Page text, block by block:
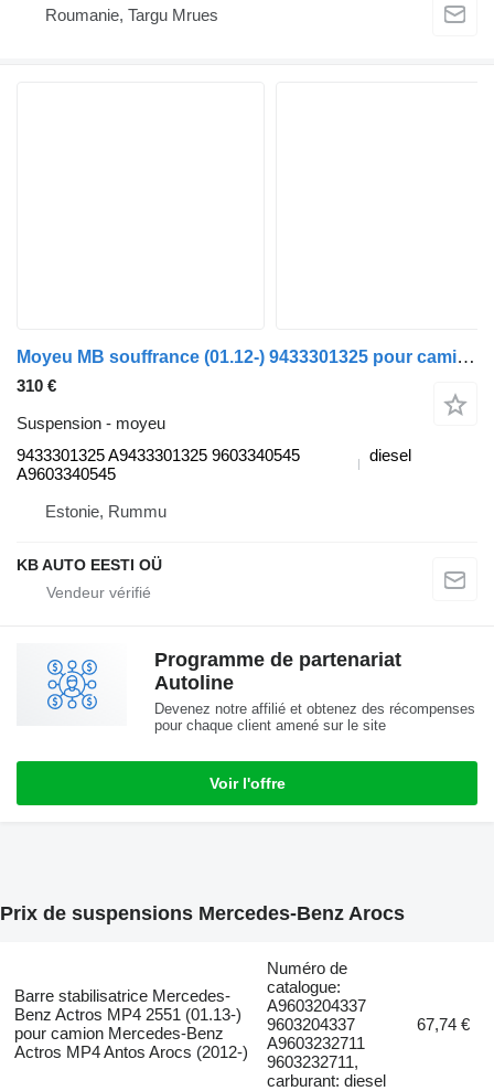
Roumanie, Targu Mrues
Moyeu MB souffrance (01.12-) 9433301325 pour camion Mercedes-Benz Actros MP4 Antos Arocs (2012-)
310 €
Suspension - moyeu
9433301325 A9433301325 9603340545
A9603340545
diesel
Estonie, Rummu
KB AUTO EESTI OÜ
Programme de partenariat
Autoline
Devenez notre affilié et obtenez des récompenses
pour chaque client amené sur le site
Voir l'offre
Prix de suspensions Mercedes-Benz Arocs
Barre stabilisatrice Mercedes-
Benz Actros MP4 2551 (01.13-)
pour camion Mercedes-Benz
Actros MP4 Antos Arocs (2012-)
Numéro de
catalogue:
A9603204337
9603204337
A9603232711
9603232711,
carburant: diesel
67,74 €